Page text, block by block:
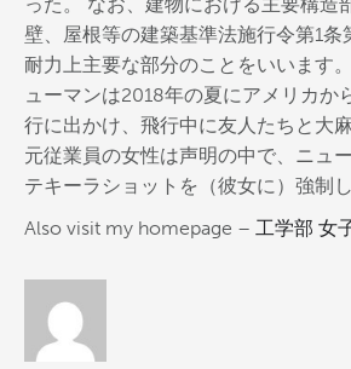
った。 なお、建物における主要構造
壁、屋根等の建築基準法施行令第1条
耐力上主要な部分のことをいいます
ューマンは2018年の夏にアメリカか
行に出かけ、飛行中に友人たちと大
元従業員の女性は声明の中で、ニュ
テキーラショットを（彼女に）強制
Also visit my homepage – 工学部 女